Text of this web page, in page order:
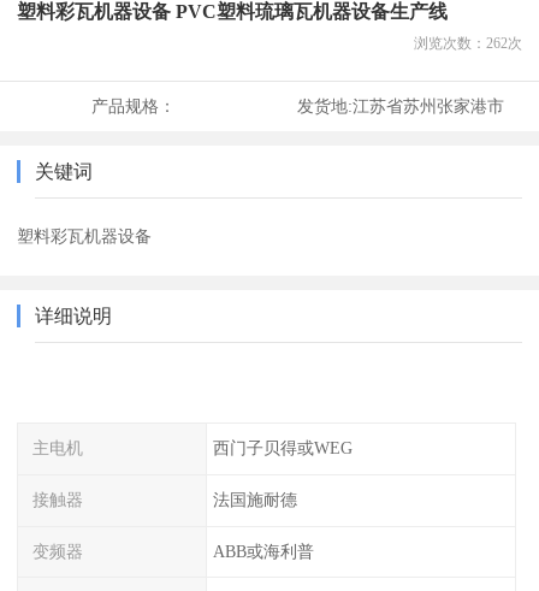
塑料彩瓦机器设备 PVC塑料琉璃瓦机器设备生产线
浏览次数： 262次
产品规格： 发货地:江苏省苏州张家港市
关键词
塑料彩瓦机器设备
详细说明
主电机 西门子贝得或WEG
接触器 法国施耐德
变频器 ABB或海利普